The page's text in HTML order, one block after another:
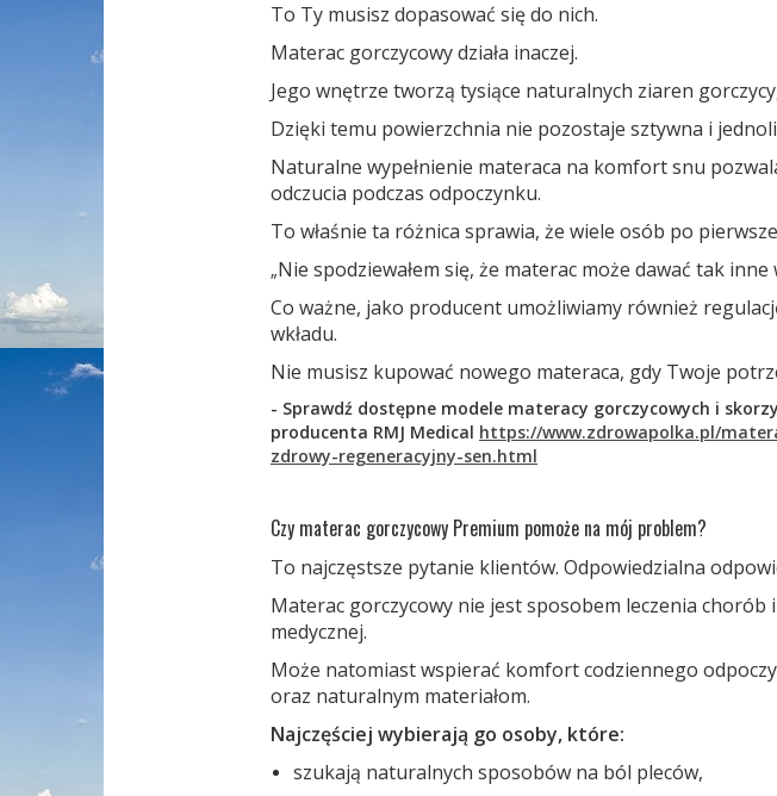
To Ty musisz dopasować się do nich.
Materac gorczycowy działa inaczej.
Jego wnętrze tworzą tysiące naturalnych ziaren
Dzięki temu powierzchnia nie pozostaje sztywna i
Naturalne wypełnienie materaca na komfort snu
odczucia podczas odpoczynku.
To właśnie ta różnica sprawia, że wiele osób po
„Nie spodziewałem się, że materac może dawać tak inne
Co ważne, jako producent umożliwiamy również
wkładu.
Nie musisz kupować nowego materaca, gdy Twoje
- Sprawdź dostępne modele materacy gorczycowych i
producenta RMJ Medical https://www.zdrowapolka.pl/
zdrowy-regeneracyjny-sen.html
Czy materac gorczycowy Premium pomoże na mój problem?
To najczęstsze pytanie klientów. Odpowiedzialna
Materac gorczycowy nie jest sposobem leczenia
medycznej.
Może natomiast wspierać komfort codziennego
oraz naturalnym materiałom.
Najczęściej wybierają go osoby, które:
szukają naturalnych sposobów na ból pleców,